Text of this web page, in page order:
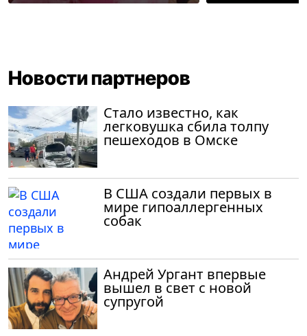
Новости партнеров
Стало известно, как
легковушка сбила толпу
пешеходов в Омске
В США создали первых в
мире гипоаллергенных
собак
Андрей Ургант впервые
вышел в свет с новой
супругой